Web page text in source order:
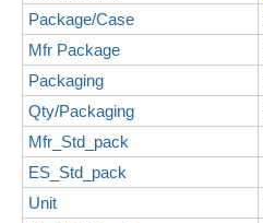
Package/Case
Mfr Package
Packaging
Qty/Packaging
Mfr_Std_pack
ES_Std_pack
Unit